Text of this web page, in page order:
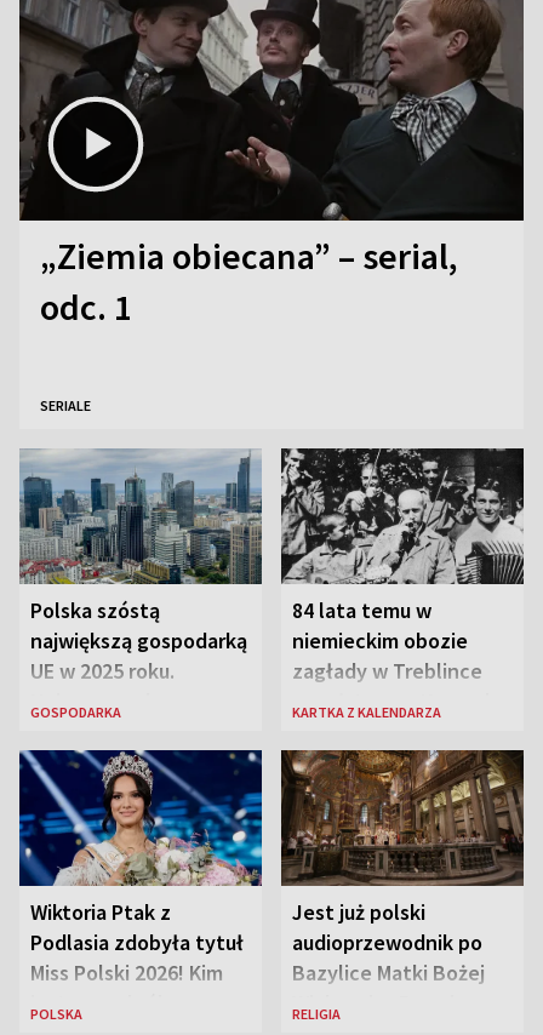
„Ziemia obiecana” – serial,
odc. 1
SERIALE
Polska szóstą
największą gospodarką
UE w 2025 roku.
Najnowsze dane
GOSPODARKA
84 lata temu w
niemieckim obozie
zagłady w Treblince
zmarł Janusz Korczak
KARTKA Z KALENDARZA
Wiktoria Ptak z
Podlasia zdobyła tytuł
Miss Polski 2026! Kim
jest nowa królowa
POLSKA
Jest już polski
audioprzewodnik po
Bazylice Matki Bożej
Większej w Rzymie
RELIGIA